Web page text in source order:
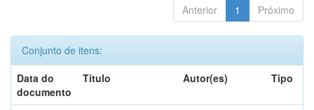
Anterior 1 Próximo
Conjunto de itens:
Data do
documento
Título Autor(es) Tipo